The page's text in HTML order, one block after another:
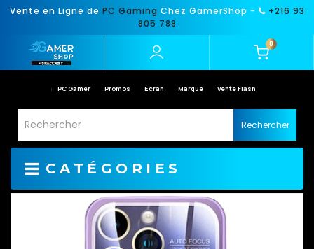
Vente en Ligne de PC Gaming Chez GamerShop -
+216 93
805 788
0
PC Gamer Promos Ecran Marque Vente Flash
Rechercher
CATÉGORIES